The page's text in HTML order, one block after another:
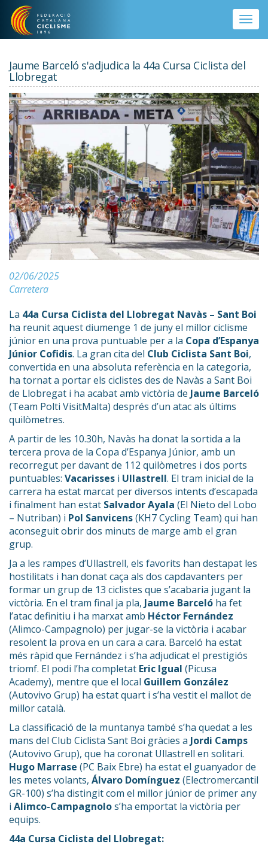
Vés al contingut
Toggle
Jaume Barceló s'adjudica la 44a Cursa Ciclista del
Llobregat
02/06/2025
Carretera
La 44a Cursa Ciclista del Llobregat Navàs – Sant Boi
ha reunit aquest diumenge 1 de juny el millor ciclisme
júnior en una prova puntuable per a la Copa d’Espanya
Júnior Cofidis. La gran cita del Club Ciclista Sant Boi,
convertida en una absoluta referència en la categoria,
ha tornat a portar els ciclistes des de Navàs a Sant Boi
de Llobregat i ha acabat amb victòria de Jaume Barceló
(Team Polti VisitMalta) després d’un atac als últims
quilòmetres.
A partir de les 10.30h, Navàs ha donat la sortida a la
tercera prova de la Copa d’Espanya Júnior, amb un
recorregut per davant de 112 quilòmetres i dos ports
puntuables: Vacarisses i Ullastrell. El tram inicial de la
carrera ha estat marcat per diversos intents d’escapada
i finalment han estat Salvador Ayala (El Nieto del Lobo
– Nutriban) i Pol Sanvicens(KH7 Cycling Team) qui han
aconseguit obrir dos minuts de marge amb el gran
grup.
Ja a les rampes d’Ullastrell, els favorits han destapat les
hostilitats i han donat caça als dos capdavanters per
formar un grup de 13 ciclistes que s’acabaria jugant la
victòria. En el tram final ja pla, Jaume Barceló ha fet
l’atac definitiu i ha marxat amb Héctor Fernández
(Alimco-Campagnolo) per jugar-se la victòria i acabar
resolent la prova en un cara a cara. Barceló ha estat
més ràpid que Fernández i s’ha adjudicat el prestigiós
triomf. El podi l’ha completat Eric Igual (Picusa
Academy), mentre que el local Guillem González
(Autovivo Grup) ha estat quart i s’ha vestit el mallot de
millor català.
La classificació de la muntanya també s’ha quedat a les
mans del Club Ciclista Sant Boi gràcies a Jordi Camps
(Autovivo Grup), que ha coronat Ullastrell en solitari.
Hugo Marrase (PC Baix Ebre) ha estat el guanyador de
les metes volants, Álvaro Domínguez (Electromercantil
GR-100) s’ha distingit com el millor júnior de primer any
i Alimco-Campagnolos’ha emportat la victòria per
equips.
44a Cursa Ciclista del Llobregat: